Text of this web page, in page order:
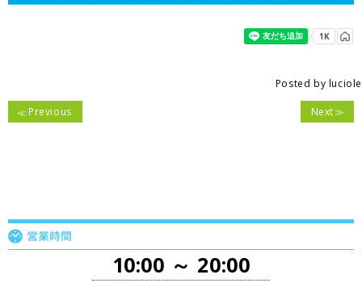
Posted by luciole
Previous Next
10:00 ～ 20:00